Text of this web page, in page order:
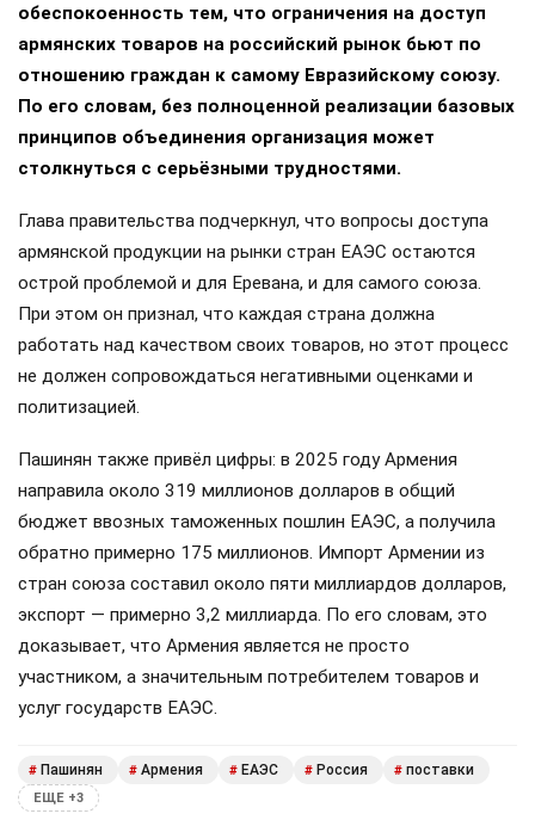
обеспокоенность тем, что ограничения на доступ
армянских товаров на российский рынок бьют по
отношению граждан к самому Евразийскому союзу.
По его словам, без полноценной реализации базовых
принципов объединения организация может
столкнуться с серьёзными трудностями.
Глава правительства подчеркнул, что вопросы доступа
армянской продукции на рынки стран ЕАЭС остаются
острой проблемой и для Еревана, и для самого союза.
При этом он признал, что каждая страна должна
работать над качеством своих товаров, но этот процесс
не должен сопровождаться негативными оценками и
политизацией.
Пашинян также привёл цифры: в 2025 году Армения
направила около 319 миллионов долларов в общий
бюджет ввозных таможенных пошлин ЕАЭС, а получила
обратно примерно 175 миллионов. Импорт Армении из
стран союза составил около пяти миллиардов долларов,
экспорт — примерно 3,2 миллиарда. По его словам, это
доказывает, что Армения является не просто
участником, а значительным потребителем товаров и
услуг государств ЕАЭС.
# Пашинян # Армения # ЕАЭС # Россия # поставки
ЕЩЕ +3